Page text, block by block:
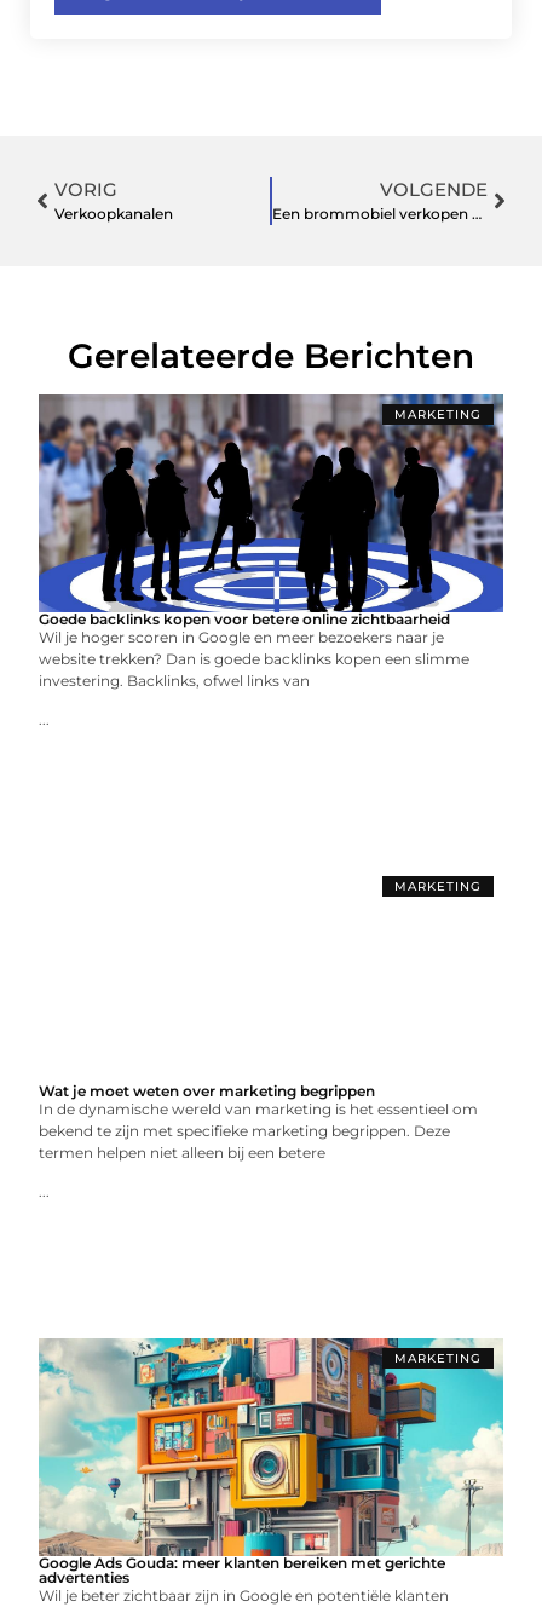
VORIG
Verkoopkanalen
VOLGENDE
Een brommobiel verkopen op onze site
Gerelateerde Berichten
MARKETING
Goede backlinks kopen voor betere online zichtbaarheid
Wil je hoger scoren in Google en meer bezoekers naar je
website trekken? Dan is goede backlinks kopen een slimme
investering. Backlinks, ofwel links van
...
MARKETING
Wat je moet weten over marketing begrippen
In de dynamische wereld van marketing is het essentieel om
bekend te zijn met specifieke marketing begrippen. Deze
termen helpen niet alleen bij een betere
...
MARKETING
Google Ads Gouda: meer klanten bereiken met gerichte
advertenties
Wil je beter zichtbaar zijn in Google en potentiële klanten